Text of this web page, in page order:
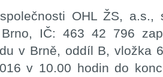
OHL ŽS,
IČ: 463 42 796
v Brně, oddíl B, vložka
v 10.00 hodin do